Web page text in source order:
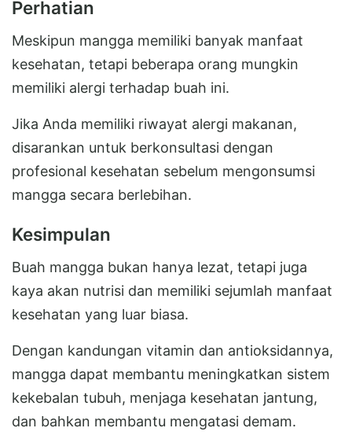
Perhatian
Meskipun mangga memiliki banyak manfaat
kesehatan, tetapi beberapa orang mungkin
memiliki alergi terhadap buah ini.
Jika Anda memiliki riwayat alergi makanan,
disarankan untuk berkonsultasi dengan
profesional kesehatan sebelum mengonsumsi
mangga secara berlebihan.
Kesimpulan
Buah mangga bukan hanya lezat, tetapi juga
kaya akan nutrisi dan memiliki sejumlah manfaat
kesehatan yang luar biasa.
Dengan kandungan vitamin dan antioksidannya,
mangga dapat membantu meningkatkan sistem
kekebalan tubuh, menjaga kesehatan jantung,
dan bahkan membantu mengatasi demam.